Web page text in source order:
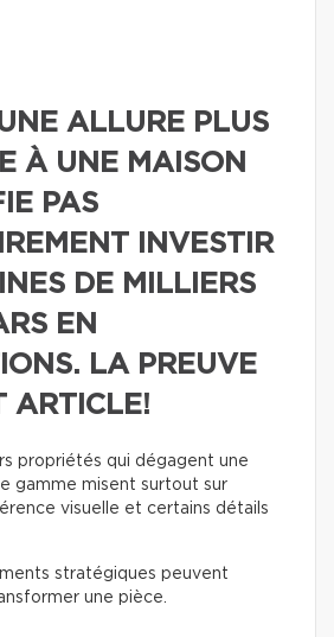
ALLURE PLUS
À UNE MAISON
PAS
INVESTIR
DE MILLIERS
EN
LA PREUVE
ARTICLE!
propriétés qui dégagent une
gamme misent surtout sur
visuelle et certains détails
stratégiques peuvent
une pièce.